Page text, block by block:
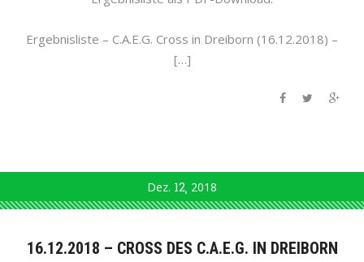
Ergebnisliste – C.A.E.G. Cross in Dreiborn (16.12.2018) –
[…]
Dez. 12 2018
16.12.2018 – CROSS DES C.A.E.G. IN DREIBORN